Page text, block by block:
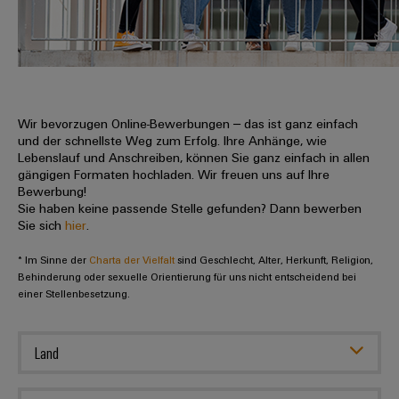
erlebbar
werden.
Datencenter
Produkte
für
Rechenzentren
–
effizient,
zuverlässig,
skalierbar
Energiespeicher
Lösungen
und
Anschlusstechnologie
DC-
u-
OS
Edge
Computing
Industrial
5G
Single
Leiterplattenklemmen
Gehäusesysteme
komponenten
Kabeleinführungssysteme
und
-
komponenten
Anschlussleitungen,
Patchkabel
Fast
Delivery
Beratung
und
digitale
Planung
easyConnect
-
Ihre
uns
Promotionfahrzeug
Distribution
Info
für
unsere
Partner
Vertrieb
Weidmüller
Zahlen
Unser
Vorstand
Nachhaltigkeit
Academy
People
Karriere
Stellen
für
Berufserfahrene
Für
Studierende
Werkstudententätigkeiten
Praktika
Abschlussarbeiten
Wir bevorzugen Online-Bewerbungen – das ist ganz einfach
und der schnellste Weg zum Erfolg. Ihre Anhänge, wie
Lebenslauf und Anschreiben, können Sie ganz einfach in allen
gängigen Formaten hochladen. Wir freuen uns auf Ihre
Bewerbung!
Sie haben keine passende Stelle gefunden? Dann bewerben
Sie sichhier
* Im Sinne der Charta der Vielfalt sind Geschlecht, Alter, Herkunft, Religion,
Behinderung oder sexuelle Orientierung für uns nicht entscheidend bei
einer Stellenbesetzung.
Land